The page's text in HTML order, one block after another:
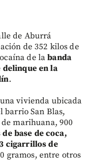
de Aburrá
de 352 kilos de
de labanda
en la
.
vivienda ubicada
barrio San Blas,
marihuana, 900
base de coca,
cigarrillos de
gramos, entre otros